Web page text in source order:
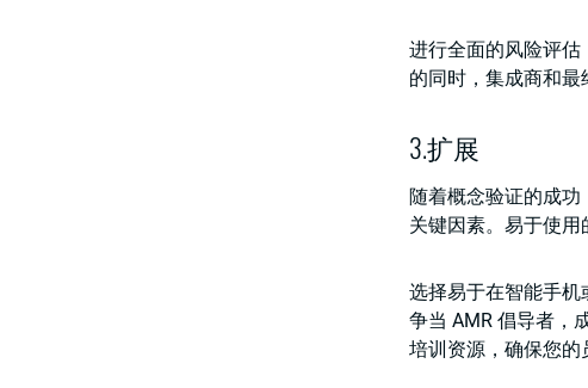
进行全面的风险评
的同时，集成商和最
3.扩展
随着概念验证的成
关键因素。易于使用
选择易于在智能手机
争当 AMR 倡导者，
培训资源，确保您的